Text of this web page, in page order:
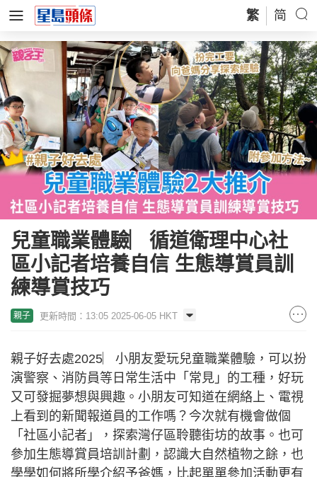
繁 简
兒童職業體驗︳循道衛理中心社
區小記者培養自信 生態導賞員訓
練導賞技巧
親子 更新時間：13:05 2025-06-05 HKT
親子好去處2025︳小朋友愛玩兒童職業體驗，可以扮
演警察、消防員等日常生活中「常見」的工種，好玩
又可發掘夢想與興趣。小朋友可知道在網絡上、電視
上看到的新聞報道員的工作嗎？今次就有機會做個
「社區小記者」，探索灣仔區聆聽街坊的故事。也可
參加生態導賞員培訓計劃，認識大自然植物之餘，也
學學如何將所學介紹予爸媽，比起單單參加活動更有